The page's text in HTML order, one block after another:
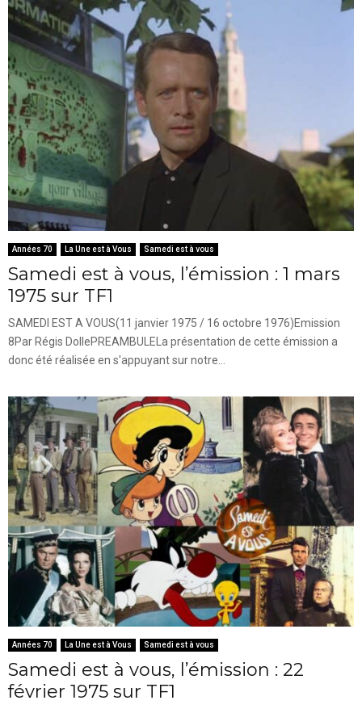
Années 70 La Une est à Vous Samedi est à vous
Samedi est à vous, l’émission : 1 mars
1975 sur TF1
SAMEDI EST A VOUS(11 janvier 1975 / 16 octobre 1976)Emission
8Par Régis DollePREAMBULELa présentation de cette émission a
donc été réalisée en s'appuyant sur notre...
Années 70 La Une est à Vous Samedi est à vous
Samedi est à vous, l’émission : 22
février 1975 sur TF1